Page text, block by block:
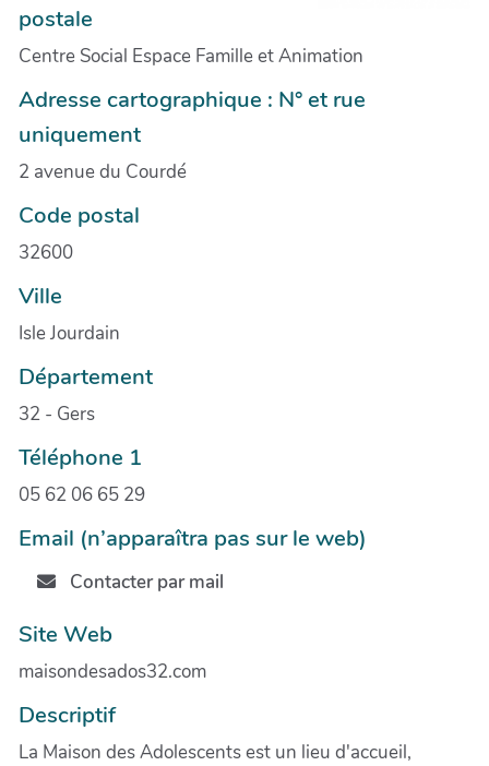
postale
Centre Social Espace Famille et Animation
Adresse cartographique : N° et rue
uniquement
2 avenue du Courdé
Code postal
32600
Ville
Isle Jourdain
Département
32 - Gers
Téléphone 1
05 62 06 65 29
Email (n’apparaîtra pas sur le web)
Contacter par mail
Site Web
maisondesados32.com
Descriptif
La Maison des Adolescents est un lieu d'accueil,